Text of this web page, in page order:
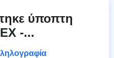
ύποπτη
-...